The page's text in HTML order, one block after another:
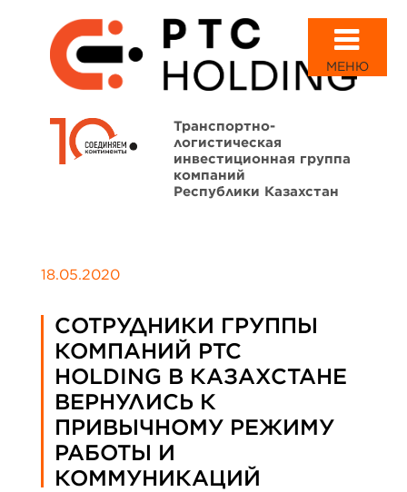
МЕНЮ
Транспортно-
логистическая
инвестиционная группа
компаний
Республики Казахстан
18.05.2020
СОТРУДНИКИ ГРУППЫ
КОМПАНИЙ PTC
HOLDING В КАЗАХСТАНЕ
ВЕРНУЛИСЬ К
ПРИВЫЧНОМУ РЕЖИМУ
РАБОТЫ И
КОММУНИКАЦИЙ